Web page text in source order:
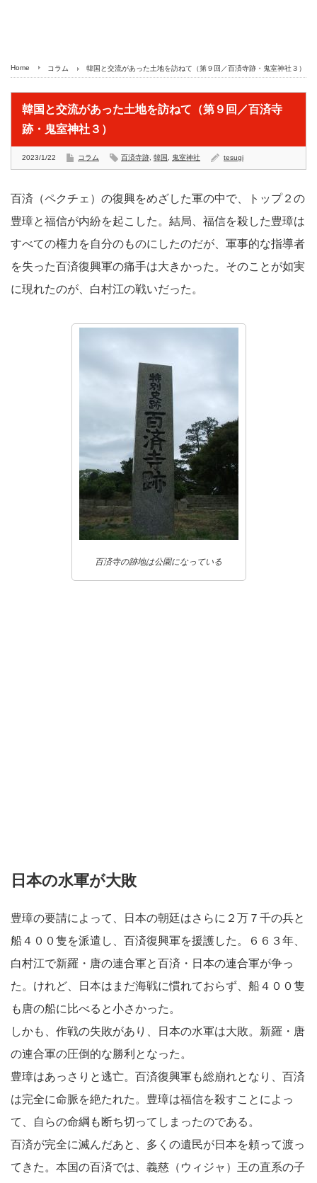
Home コラム 韓国と交流があった土地を訪ねて（第９回／百済寺跡・鬼室神社３）
韓国と交流があった土地を訪ねて（第９回／百済寺
跡・鬼室神社３）
2023/1/22 コラム 百済寺跡 韓国 鬼室神社 tesugi
百済（ペクチェ）の復興をめざした軍の中で、トップ２の
豊璋と福信が内紛を起こした。結局、福信を殺した豊璋は
すべての権力を自分のものにしたのだが、軍事的な指導者
を失った百済復興軍の痛手は大きかった。そのことが如実
に現れたのが、白村江の戦いだった。
百済寺の跡地は公園になっている
日本の水軍が大敗
豊璋の要請によって、日本の朝廷はさらに２万７千の兵と
船４００隻を派遣し、百済復興軍を援護した。６６３年、
白村江で新羅・唐の連合軍と百済・日本の連合軍が争っ
た。けれど、日本はまだ海戦に慣れておらず、船４００隻
も唐の船に比べると小さかった。
しかも、作戦の失敗があり、日本の水軍は大敗。新羅・唐
の連合軍の圧倒的な勝利となった。
豊璋はあっさりと逃亡。百済復興軍も総崩れとなり、百済
は完全に命脈を絶たれた。豊璋は福信を殺すことによっ
て、自らの命綱も断ち切ってしまったのである。
百済が完全に滅んだあと、多くの遺民が日本を頼って渡っ
てきた。本国の百済では、義慈（ウィジャ）王の直系の子